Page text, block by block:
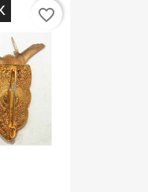
favorite_border